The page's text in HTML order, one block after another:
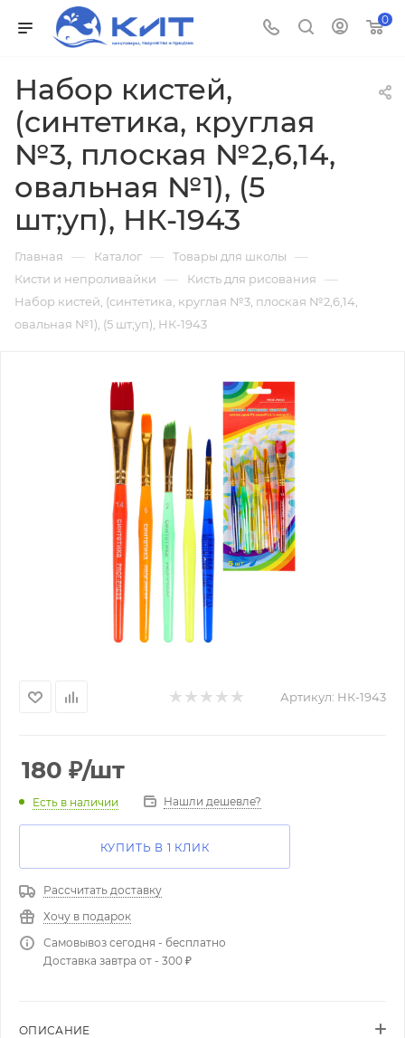
0
Набор кистей,
(синтетика, круглая
№3, плоская №2,6,14,
овальная №1), (5
шт;уп), НК-1943
Главная — Каталог — Товары для школы —
Кисти и непроливайки — Кисть для рисования —
Набор кистей, (синтетика, круглая №3, плоская №2,6,14,
овальная №1), (5 шт;уп), НК-1943
Артикул: НК-1943
180 ₽/шт
Есть в наличии Нашли дешевле?
КУПИТЬ В 1 КЛИК
Рассчитать доставку
Хочу в подарок
Самовывоз сегодня - бесплатно
Доставка завтра от - 300 ₽
ОПИСАНИЕ